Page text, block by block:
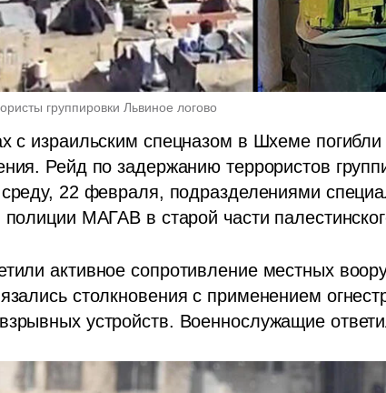
группировки Львиное логово
с израильским спецназом в Шхеме
Рейд по задержанию террористов
22 февраля, подразделениями
полиции МАГАВ в старой части
активное сопротивление местных
столкновения с применением
устройств. Военнослужащие